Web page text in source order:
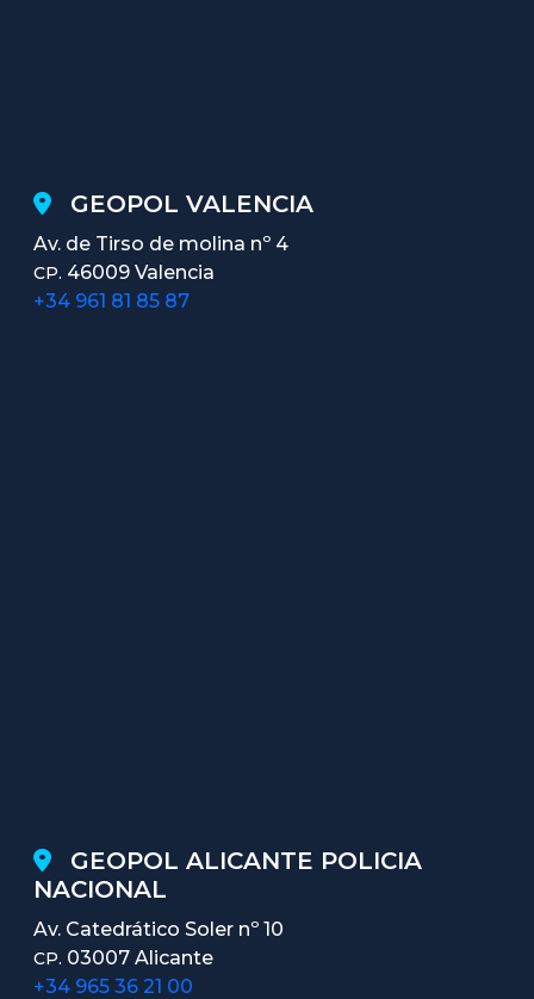
GEOPOL VALENCIA
Av. de Tirso de molina nº 4
CP. 46009 Valencia
+34 961 81 85 87
GEOPOL ALICANTE POLICIA
NACIONAL
Av. Catedrático Soler nº 10
CP. 03007 Alicante
+34 965 36 21 00